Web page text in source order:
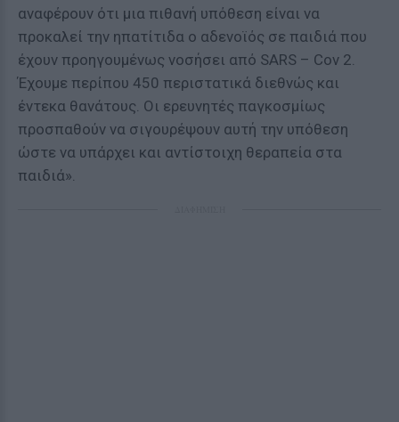
αναφέρουν ότι μια πιθανή υπόθεση είναι να
προκαλεί την ηπατίτιδα ο αδενοϊός σε παιδιά που
έχουν προηγουμένως νοσήσει από SARS – Cov 2.
Έχουμε περίπου 450 περιστατικά διεθνώς και
έντεκα θανάτους. Οι ερευνητές παγκοσμίως
προσπαθούν να σιγουρέψουν αυτή την υπόθεση
ώστε να υπάρχει και αντίστοιχη θεραπεία στα
παιδιά».